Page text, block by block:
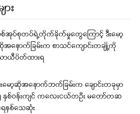
း
စ်အုပ်စုတပ်ရဲ့တိုက်ခိုက်မှုတွေကြောင့် ဒီးမော့
နောက်ခြမ်းက စာသင်ကျောင်းတချို့ကို
ာယီပိတ်ထားရ
မော့ဆိုအနောက်ဘက်ခြမ်းက ချောင်းတခုမှာ
နှစ်ဝန်းကျင် ကလေးငယ်တဦး မတော်တဆ
နစ်သေဆုံး